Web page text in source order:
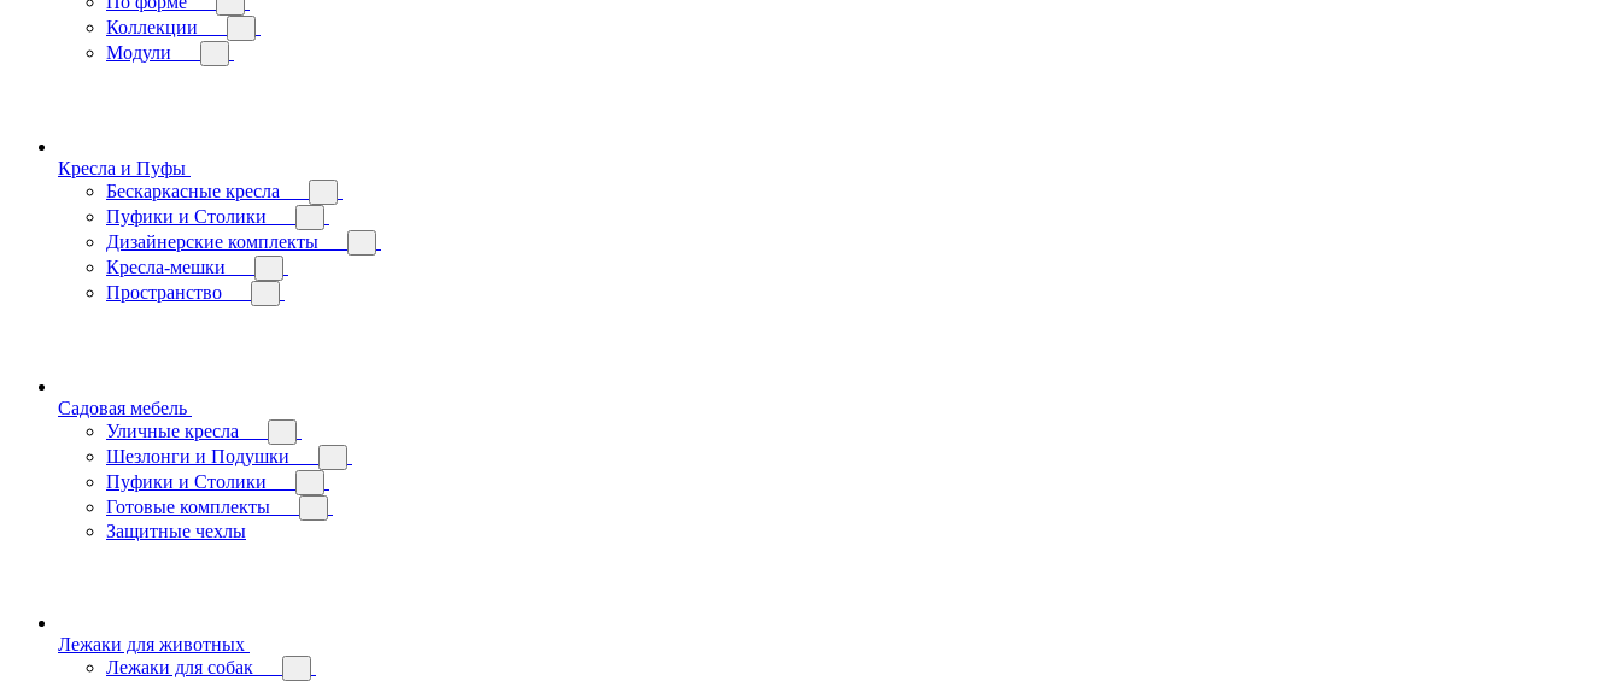
Коллекции
Модули
Кресла и Пуфы
Бескаркасные кресла
Пуфики и Столики
Дизайнерские комплекты
Кресла-мешки
Пространство
Садовая мебель
Уличные кресла
Шезлонги и Подушки
Пуфики и Столики
Готовые комплекты
Защитные чехлы
Лежаки для животных
Лежаки для собак